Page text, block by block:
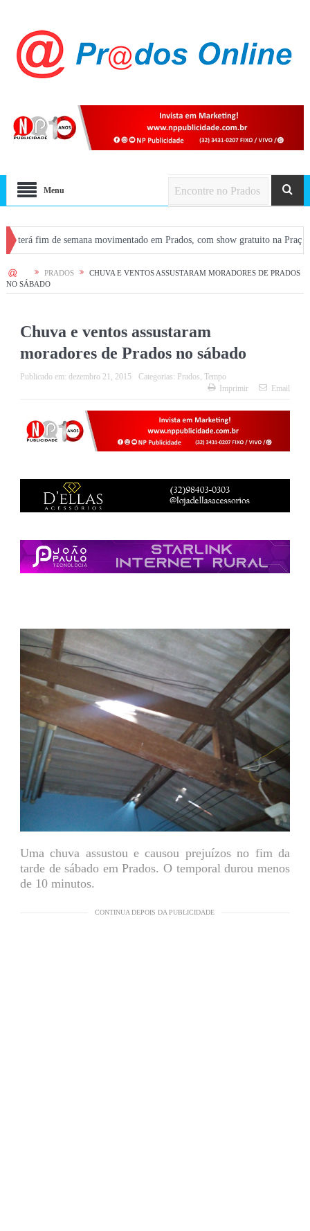
Menu
semana movimentado em Prados, com show gratuito na Praça Central e
HOME PRADOS
CHUVA E VENTOS ASSUSTARAM MORADORES DE PRADOS
NO SÁBADO
Chuva e ventos assustaram
moradores de Prados no sábado
Publicado em: dezembro 21, 2015 Categorias: Prados, Tempo
Imprimir
Email
Uma chuva assustou e causou prejuízos no fim da
tarde de sábado em Prados. O temporal durou menos
de 10 minutos.
CONTINUA DEPOIS DA PUBLICIDADE